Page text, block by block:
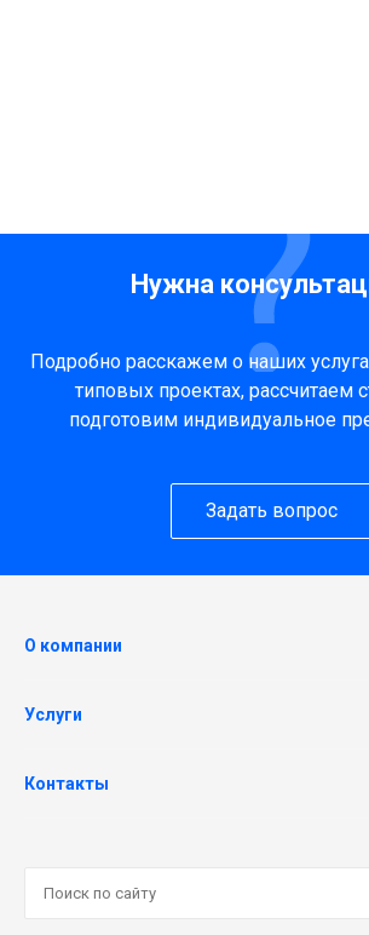
Нужна
Подробно расскажем о наших
типовых проектах, рассчитаем
подготовим индивидуальное
Задать вопрос
О компании
Услуги
Контакты